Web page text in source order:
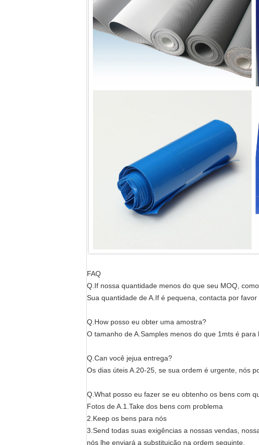
FAQ
Q.If nossa quantidade menos do que seu MOQ,
Sua quantidade de A.If é pequena, contacta por
Q.How posso eu obter uma amostra?
O tamanho de A.Samples menos do que 1mts é
Q.Can você jejua entrega?
Os dias úteis A.20-25, se sua ordem é urgente, nós
Q.What posso eu fazer se eu obtenho os bens com
Fotos de A.1.Take dos bens com problema
2.Keep os bens para nós
3.Send todas suas exigências a nossas vendas,
nós lhe enviará a substituição na ordem seguinte.